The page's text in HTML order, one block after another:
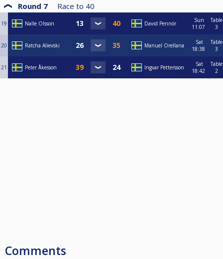
Round 7 Race to 40
19 Nalle Olsson David Pennör
Sun
11:07
Table
3
20 Ratcha Alievski Manuel Orellana
Sat
18:38
Table
3
21 Peter Åkesson Ingvar Pettersson
Sat
18:42
Table
2
Comments